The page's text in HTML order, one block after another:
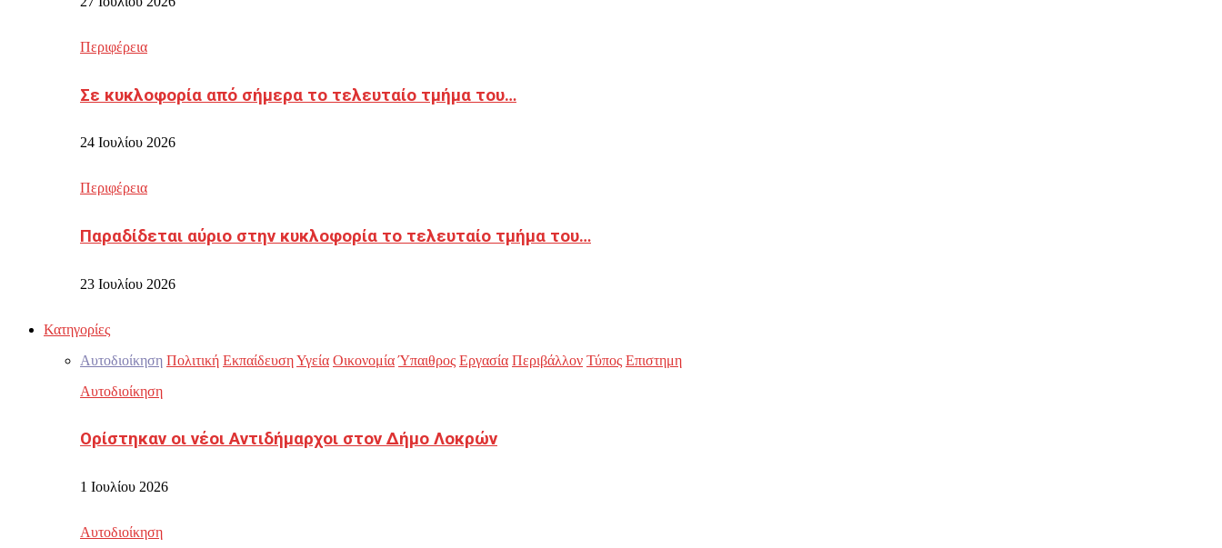
Περιφέρεια
Σε κυκλοφορία από σήμερα το τελευταίο τμήμα του…
24 Ιουλίου 2026
Περιφέρεια
Παραδίδεται αύριο στην κυκλοφορία το τελευταίο τμήμα του…
23 Ιουλίου 2026
Κατηγορίες
Αυτοδιοίκηση Πολιτική ΕκπαίδευσηΥγεία Οικονομία Ύπαιθρος Εργασία Περιβάλλον Τύπος Επιστημη
Αυτοδιοίκηση
Ορίστηκαν οι νέοι Αντιδήμαρχοι στον Δήμο Λοκρών
1 Ιουλίου 2026
Αυτοδιοίκηση